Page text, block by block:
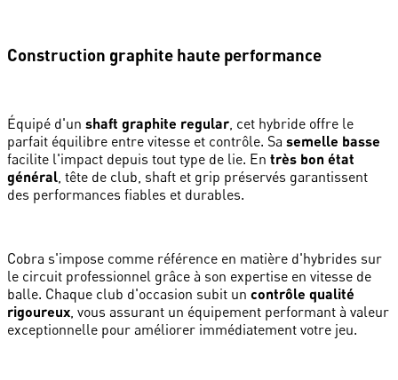
Construction graphite haute performance
Équipé d'un shaft graphite regular , cet hybride offre le
parfait équilibre entre vitesse et contrôle. Sa semelle basse
facilite l'impact depuis tout type de lie. En très bon état
général , tête de club, shaft et grip préservés garantissent
des performances fiables et durables.
Cobra s'impose comme référence en matière d'hybrides sur
le circuit professionnel grâce à son expertise en vitesse de
balle. Chaque club d'occasion subit un contrôle qualité
rigoureux , vous assurant un équipement performant à valeur
exceptionnelle pour améliorer immédiatement votre jeu.